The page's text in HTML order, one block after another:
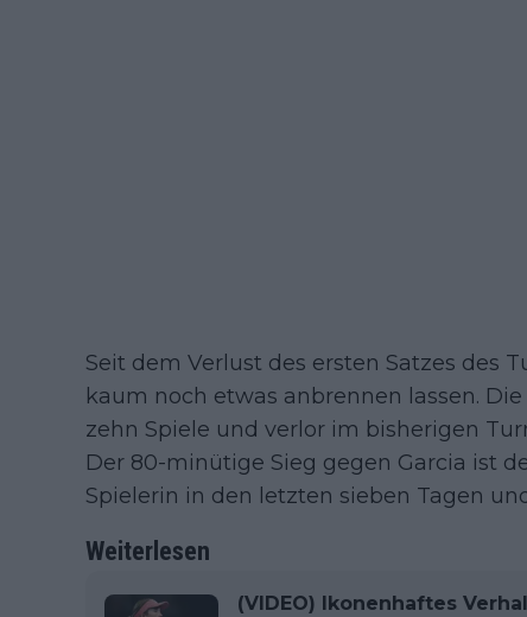
Seit dem Verlust des ersten Satzes des
kaum noch etwas anbrennen lassen.
zehn Spiele und verlor im bisherigen
Der 80-minütige Sieg gegen Garcia ist
Spielerin in den letzten sieben Tagen
Weiterlesen
(VIDEO) Ikonenhaftes